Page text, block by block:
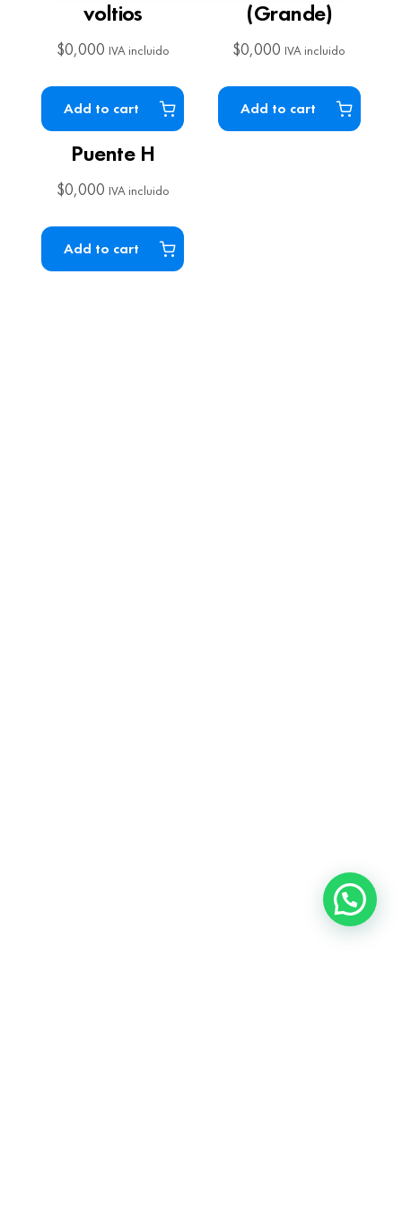
voltios
$0,000 IVA incluido
Add to cart
(Grande)
$0,000 IVA incluido
Add to cart
Puente H
$0,000 IVA incluido
Add to cart